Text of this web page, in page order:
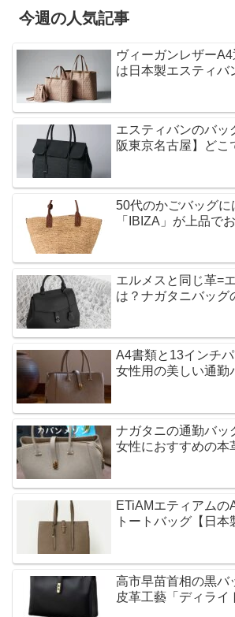
今週の人気記事
ヴィーガンレザー
は日本製エスティバ
エスティバンのバッ
阪東京名古屋】どこ
50代のかごバッグに
「IBIZA」が上品で
エルメスと同じ革=
は？ナガタニバッグ
A4書類と13インチ
女性用の美しい通勤
ナガタニの通勤バッ
女性におすすめの本
ETiAMエティアム
トートバッグ【日本
高市早苗首相の黒バ
皮革工藝「ディライ